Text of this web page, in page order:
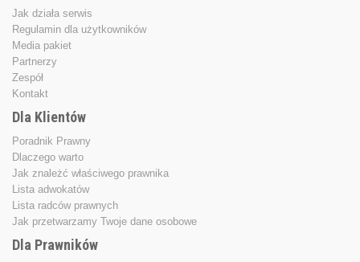
Jak działa serwis
Regulamin dla użytkowników
Media pakiet
Partnerzy
Zespół
Kontakt
Dla Klientów
Poradnik Prawny
Dlaczego warto
Jak znależć właściwego prawnika
Lista adwokatów
Lista radców prawnych
Jak przetwarzamy Twoje dane osobowe
Dla Prawników